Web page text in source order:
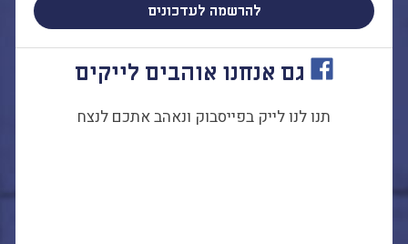
עבודה עם מורים
חזון החינוך החילוני
להרשמה לעדכונים
גם אנחנו אוהבים לייקים
תנו לנו לייק בפייסבוק ונאהב אתכם לנצח